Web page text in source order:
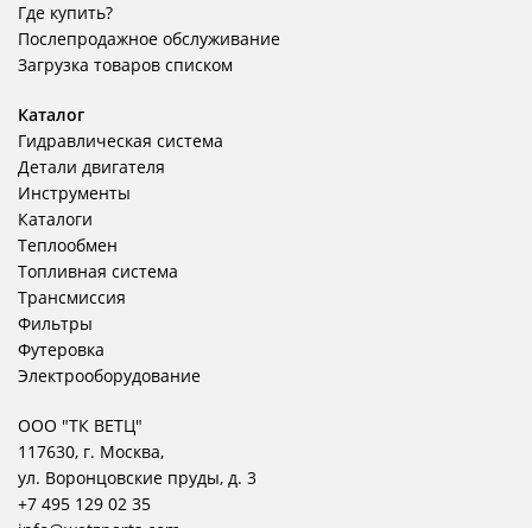
Где купить?
Послепродажное обслуживание
Загрузка товаров списком
Каталог
Гидравлическая система
Детали двигателя
Инструменты
Каталоги
Теплообмен
Топливная система
Трансмиссия
Фильтры
Футеровка
Электрооборудование
ООО "ТК ВЕТЦ"
117630, г. Москва,
ул. Воронцовские пруды, д. 3
+7 495 129 02 35